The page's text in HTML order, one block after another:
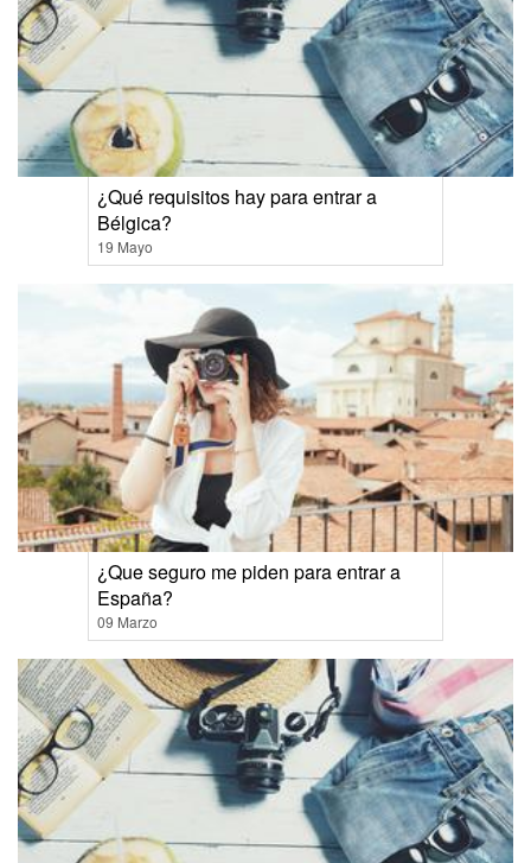
¿Qué requisitos hay para entrar a
Bélgica?
19 Mayo
¿Que seguro me piden para entrar a
España?
09 Marzo